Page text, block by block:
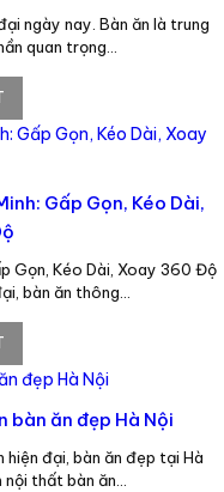
ngày nay. Bàn ăn là trung
quan trọng…
Gấp Gọn, Kéo Dài,
Gọn, Kéo Dài, Xoay 360 Độ
bàn ăn thông…
bàn ăn đẹp Hà Nội
hiện đại, bàn ăn đẹp tại Hà
nội thất bàn ăn…